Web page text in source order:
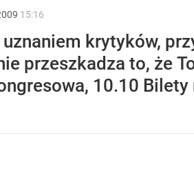
15:16
krytyków,
przeszkadza to, że
10.10